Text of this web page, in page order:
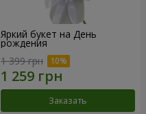
Яркий букет на День
рождения
1 399 грн
Заказать